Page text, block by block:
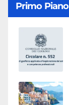
Primo Piano